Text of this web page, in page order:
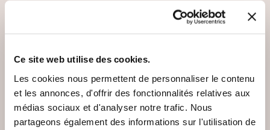
Ce site web utilise des cookies.
Les cookies nous permettent de personnaliser le contenu
et les annonces, d'offrir des fonctionnalités relatives aux
médias sociaux et d'analyser notre trafic. Nous
partageons également des informations sur l'utilisation de
VOUS AIMEREZ AUSSI